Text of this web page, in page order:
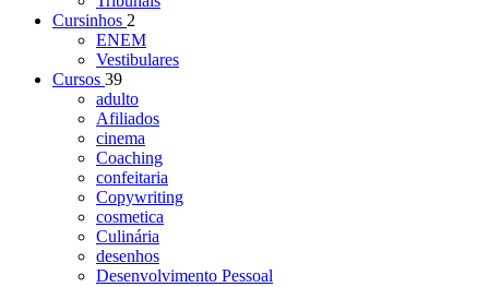
Cursinhos 2
ENEM
Vestibulares
Cursos 39
adulto
Afiliados
cinema
Coaching
confeitaria
Copywriting
cosmetica
Culinária
desenhos
Desenvolvimento Pessoal